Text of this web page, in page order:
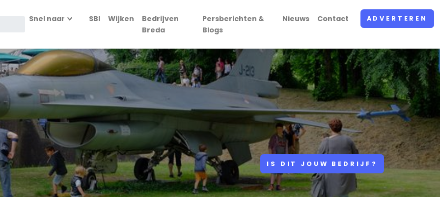
Snel naar SBI Wijken
Bedrijven
Breda
Persberichten &
Blogs
Nieuws Contact ADVERTEREN
IS DIT JOUW BEDRIJF?